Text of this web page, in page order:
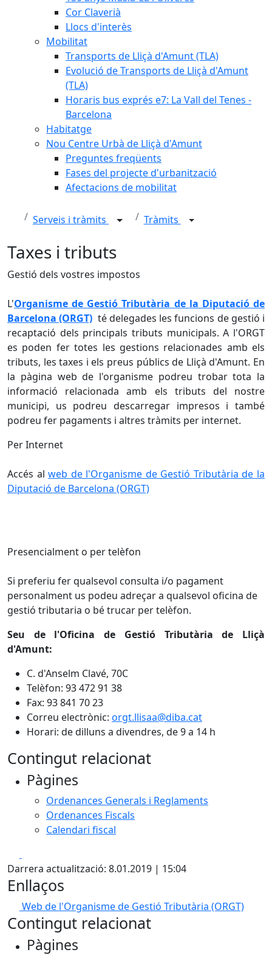
Cor Claverià
Llocs d'interès
Mobilitat
Transports de Lliçà d'Amunt (TLA)
Evolució de Transports de Lliçà d'Amunt
(TLA)
Horaris bus exprés e7: La Vall del Tenes -
Barcelona
Habitatge
Nou Centre Urbà de Lliçà d'Amunt
Preguntes freqüents
Fases del projecte d'urbanització
Afectacions de mobilitat
Serveis i tràmits Tràmits
Taxes i tributs
Gestió dels vostres impostos
L'Organisme de Gestió Tributària de la Diputació de
Barcelona (ORGT) té delegades les funcions de gestió i
recaptació dels principals tributs municipals. A l'ORGT
es poden fer totes les gestions relacionades amb els
tributs, les taxes i els preus públics de Lliçà d'Amunt. En
la pàgina web de l'organisme podreu trobar tota la
informació relacionada amb els tributs del nostre
municipi, us podreu descarregar impresos i també
podreu fer pagaments i altres tràmits per internet.
Per Internet
Accés alweb de l'Organisme de Gestió Tributària de la
Diputació de Barcelona (ORGT)
Presencialment o per telèfon
Si preferiu fer qualsevol consulta i/o pagament
personalment us podeu adreçar a qualsevol oficina de
gestió tributaria o bé trucar per telèfon.
Seu de l'Oficina de Gestió Tributària de Lliçà
d'Amunt:
C. d'Anselm Clavé, 70C
Telèfon: 93 472 91 38
Fax: 93 841 70 23
Correu electrònic: orgt.llisaa@diba.cat
Horari: de dilluns a divendres, de 9 a 14 h
Contingut relacionat
Pàgines
Ordenances Generals i Reglaments
Ordenances Fiscals
Calendari fiscal
Darrera actualització: 8.01.2019 | 15:04
Enllaços
Web de l'Organisme de Gestió Tributària (ORGT)
Contingut relacionat
Pàgines